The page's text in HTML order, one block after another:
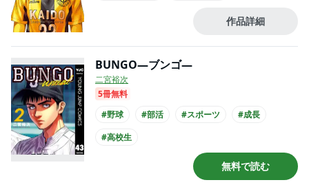
#中学生
#アニメ化
作品詳細
BUNGO―ブンゴ―
二宮裕次
5冊無料
#野球
#部活 #スポーツ
#成長
#高校生
無料で読む